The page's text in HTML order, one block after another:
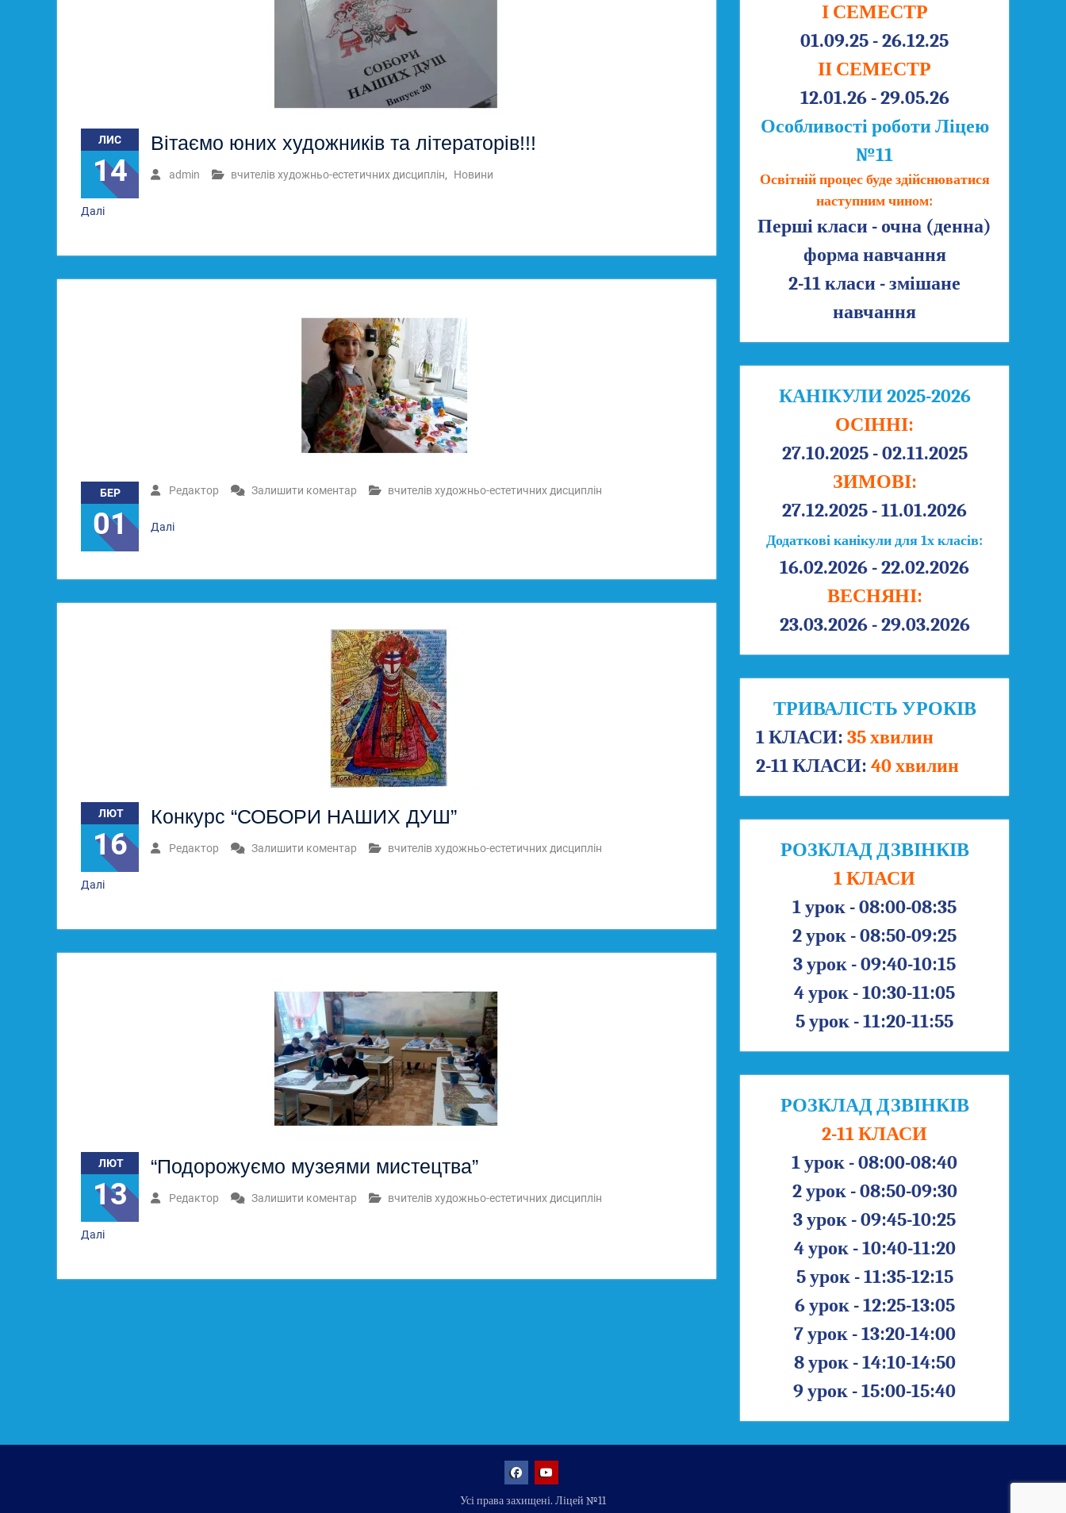
ЛИС
14
Вітаємо юних художників та літераторів!!!
admin вчителів художньо-естетичних дисциплін, Новини
Далі
БЕР
01
Редактор Залишити коментар вчителів художньо-естетичних дисциплін
Далі
ЛЮТ
16
Конкурс “СОБОРИ НАШИХ ДУШ”
Редактор Залишити коментар вчителів художньо-естетичних дисциплін
Далі
ЛЮТ
13
“Подорожуємо музеями мистецтва”
Редактор Залишити коментар вчителів художньо-естетичних дисциплін
Далі
І СЕМЕСТР
01.09.25 - 26.12.25
ІІ СЕМЕСТР
12.01.26 - 29.05.26
Особливості роботи Ліцею
№11
Освітній процес буде здійснюватися
наступним чином:
Перші класи - очна (денна)
форма навчання
2-11 класи - змішане
навчання
КАНІКУЛИ 2025-2026
ОСІННІ:
27.10.2025 - 02.11.2025
ЗИМОВІ:
27.12.2025 - 11.01.2026
Додаткові канікули для 1х класів:
16.02.2026 - 22.02.2026
ВЕСНЯНІ:
23.03.2026 - 29.03.2026
ТРИВАЛІСТЬ УРОКІВ
1 КЛАСИ: 35 хвилин
2-11 КЛАСИ: 40 хвилин
РОЗКЛАД ДЗВІНКІВ
1 КЛАСИ
1 урок - 08:00-08:35
2 урок - 08:50-09:25
3 урок - 09:40-10:15
4 урок - 10:30-11:05
5 урок - 11:20-11:55
РОЗКЛАД ДЗВІНКІВ
2-11 КЛАСИ
1 урок - 08:00-08:40
2 урок - 08:50-09:30
3 урок - 09:45-10:25
4 урок - 10:40-11:20
5 урок - 11:35-12:15
6 урок - 12:25-13:05
7 урок - 13:20-14:00
8 урок - 14:10-14:50
9 урок - 15:00-15:40
Усі права захищені. Ліцей №11